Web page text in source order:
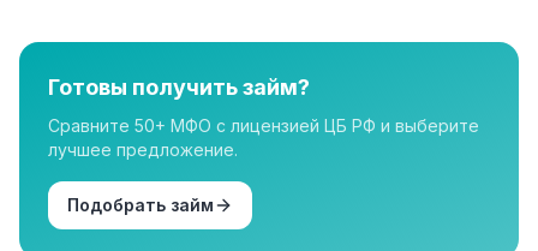
организации в нашем каталоге имеют лицензию.
Готовы получить займ?
Сравните 50+ МФО с лицензией ЦБ РФ и выберите
лучшее предложение.
Подобрать займ